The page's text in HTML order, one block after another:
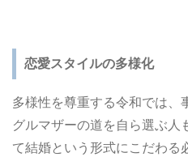
恋愛スタイルの多様化
多様性を尊重する令和では、
グルマザーの道を自ら選ぶ人
て結婚という形式にこだわる